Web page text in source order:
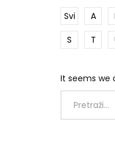
Svi A
S
T
It seems we